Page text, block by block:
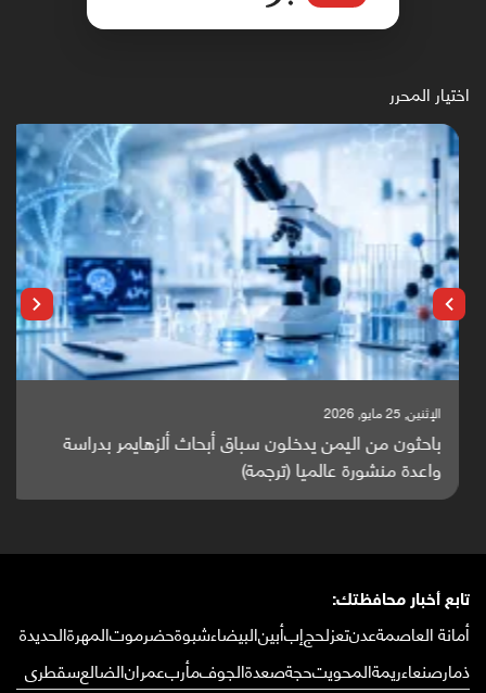
اختيار المحرر
الإثنين, 25 مايو, 2026
باحثون من اليمن يدخلون سباق أبحاث ألزهايمر بدراسة
واعدة منشورة عالميا (ترجمة)
تابع أخبار محافظتك:
أمانة العاصمةعدنتعزلحجإبأبينالبيضاءشبوةحضرموتالمهرةالحديدة
ذمارصنعاءريمةالمحويتحجةصعدةالجوفمأربعمرانالضالعسقطرى